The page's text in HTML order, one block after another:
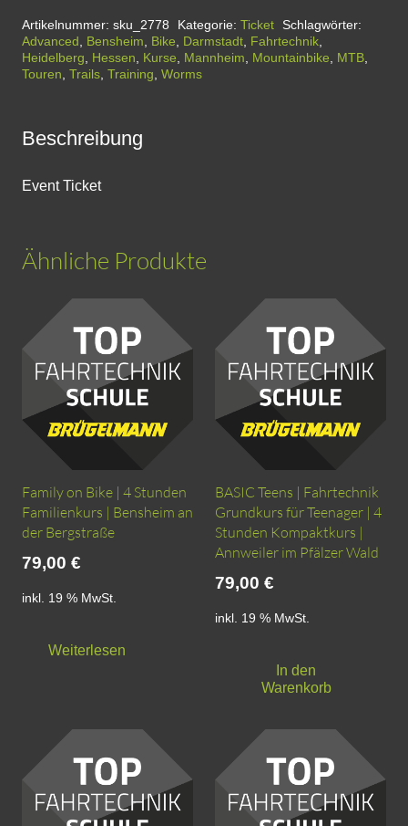
6
Stunden
Heidelberg
Artikelnummer: sku_2778 Kategorie: Ticket
Schlagwörter:
Advanced, Bensheim, Bike, Darmstadt, Fahrtechnik,
Heidelberg, Hessen, Kurse, Mannheim, Mountainbike, MTB,
Touren, Trails, Training, Worms
Beschreibung
Event Ticket
Ähnliche Produkte
Family on Bike | 4 Stunden
Familienkurs | Bensheim an
der Bergstraße
79,00 €
inkl. 19 % MwSt.
Weiterlesen
BASIC Teens | Fahrtechnik
Grundkurs für Teenager | 4
Stunden Kompaktkurs |
Annweiler im Pfälzer Wald
79,00 €
inkl. 19 % MwSt.
In den
Warenkorb